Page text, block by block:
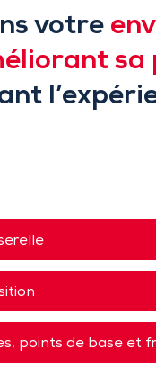
votre
points de base et